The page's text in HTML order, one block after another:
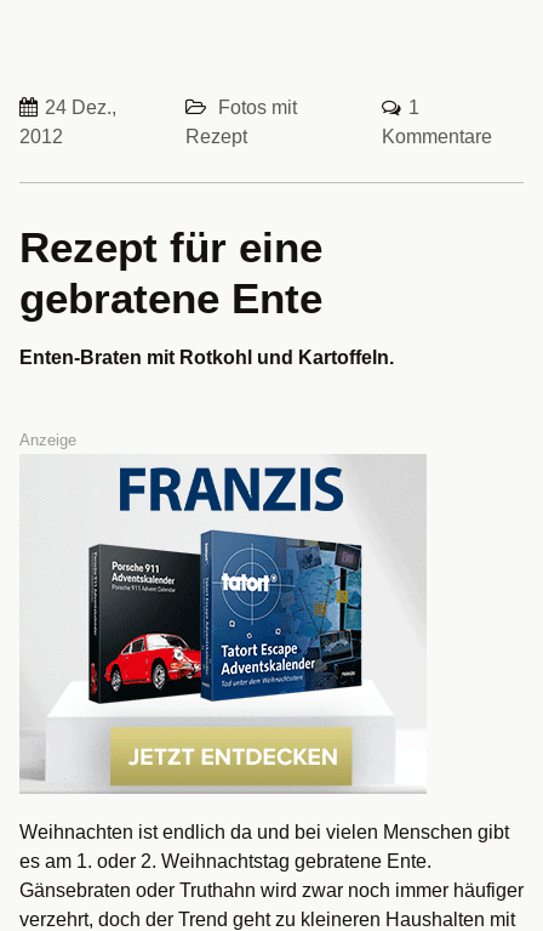
24 Dez.,
2012
Fotos mit
Rezept
1
Kommentare
Rezept für eine
gebratene Ente
Enten-Braten mit Rotkohl und Kartoffeln.
Anzeige
Weihnachten ist endlich da und bei vielen Menschen gibt
es am 1. oder 2. Weihnachtstag gebratene Ente.
Gänsebraten oder Truthahn wird zwar noch immer häufiger
verzehrt, doch der Trend geht zu kleineren Haushalten mit